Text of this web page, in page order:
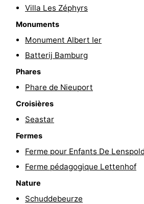
Villa Les Zéphyrs
Monuments
Monument Albert Ier
Batterij Bamburg
Phares
Phare de Nieuport
Croisières
Seastar
Fermes
Ferme pour Enfants De
Ferme pédagogique Lettenhof
Nature
Schuddebeurze